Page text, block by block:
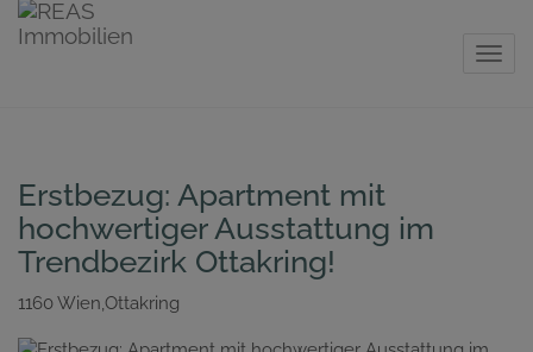
Erstbezug: Apartment mit
hochwertiger Ausstattung im
Trendbezirk Ottakring!
1160 Wien,Ottakring